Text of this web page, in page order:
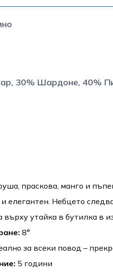
30% Шардоне, 40%
праскова, манго и
елегантен. Небцето
върху утайка в бутилка в
8°
за всеки повод –
5 години